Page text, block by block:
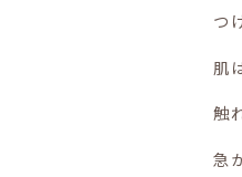
つ
肌
触
急